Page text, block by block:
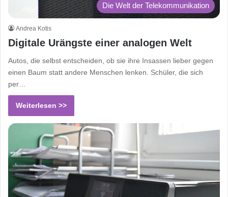
Die Welt der Telekommunikation
Andrea Kotis
Digitale Urängste einer analogen Welt
Autos, die selbst entscheiden, ob sie ihre Insassen lieber gegen
einen Baum statt andere Menschen lenken. Schüler, die sich
per…
Weiterlesen >>